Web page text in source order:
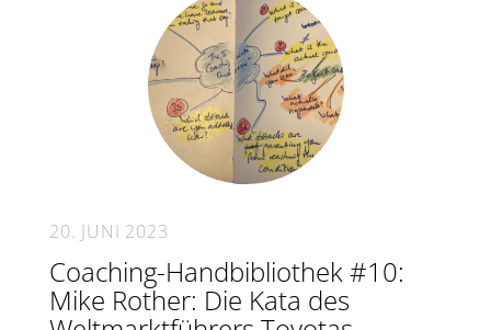
20. JUNI 2023
Coaching-Handbibliothek #10:
Mike Rother: Die Kata des